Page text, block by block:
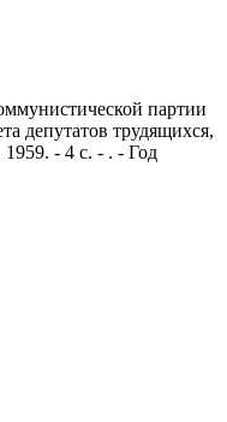
партии
депутатов трудящихся,
- 4 с. - . - Год